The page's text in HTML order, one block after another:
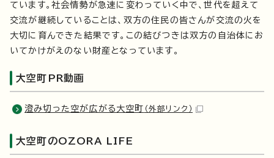
ています。社会情勢が急速に変わっていく中で、世代を超えて
交流が継続していることは、双方の住民の皆さんが交流の火を
大切に育んできた結果です。この結びつきは双方の自治体にお
いてかけがえのない財産となっています。
大空町PR動画
澄み切った空が広がる大空町 （外部リンク）
大空町のOZORA LIFE